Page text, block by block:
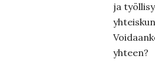
ja
yhteen?